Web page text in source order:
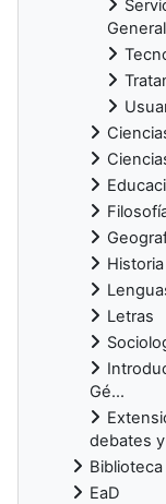
General
Historia
Letras
Gé...
debates y
Biblioteca
EaD